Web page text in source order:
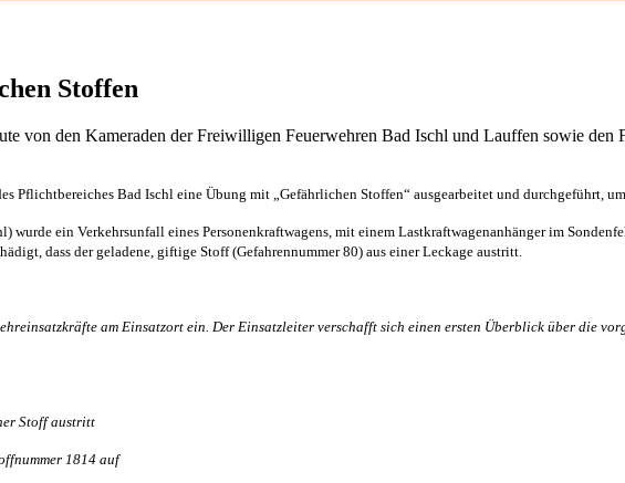
Stoffen
von den Kameraden der Freiwilligen Feuerwehren Bad Ischl und Lauffen sowie
Pflichtbereiches Bad Ischl eine Übung mit „Gefährlichen Stoffen“ ausgearbeitet und durchgeführt,
wurde ein Verkehrsunfall eines Personenkraftwagens, mit einem Lastkraftwagenanhänger im
dass der geladene, giftige Stoff (Gefahrennummer 80) aus einer Leckage austritt.
am Einsatzort ein. Der Einsatzleiter verschafft sich einen ersten Überblick über die
Stoff austritt
1814 auf